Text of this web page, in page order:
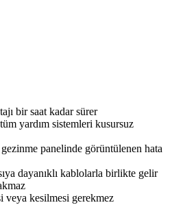
bir saat kadar sürer
yardım sistemleri kusursuz
panelinde görüntülenen hata
dayanıklı kablolarla birlikte gelir
veya kesilmesi gerekmez